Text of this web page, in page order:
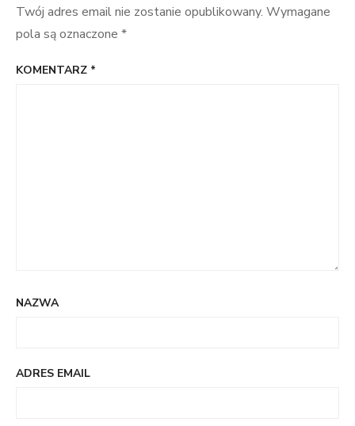
Twój adres email nie zostanie opublikowany. Wymagane
pola są oznaczone *
KOMENTARZ *
NAZWA
ADRES EMAIL